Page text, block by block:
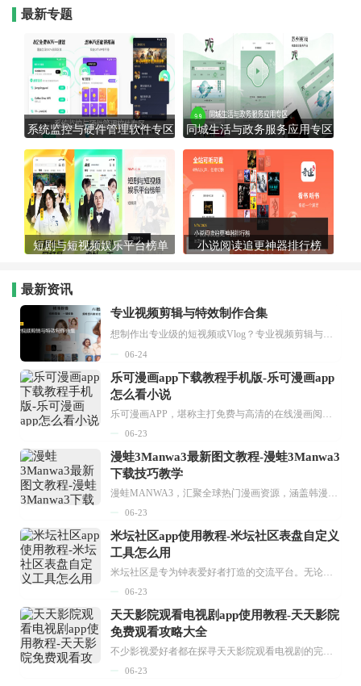
最新专题
系统监控与硬件管理软件专区 同城生活与政务服务应用专区
短剧与短视频娱乐平台榜单 小说阅读追更神器排行榜
最新资讯
专业视频剪辑与特效制作合集
06-24
乐可漫画app下载教程手机版-乐可漫画app
怎么看小说
乐可漫画APP，堪称主打免费与高清的在线漫画阅读神器。其官方版提供海量完整版漫画资源，无论是国内漫画，还是日漫、韩漫、台漫、美漫等国外漫画，应有尽有，随时供你阅读。只需轻点一下，便能直接进入阅读界面。不仅如此，乐可漫画最新版本更新速度极快，在这里，你总能抢先看到全网一手漫画章节内容！...
06-23
漫蛙3Manwa3最新图文教程-漫蛙3Manwa3
下载技巧教学
漫蛙MANWA3，汇聚全球热门漫画资源，涵盖韩漫、欧美漫画、国漫等多种类型，题材丰富多样，全方位满足用户阅读喜好。它不仅是阅读平台，更是创作平台，为广大用户打造零门槛创作环境。...
06-23
米坛社区app使用教程-米坛社区表盘自定义
工具怎么用
米坛社区是专为钟表爱好者打造的交流平台。无论你是初涉钟表领域的普通爱好者，还是拥有多年收藏经验的资深玩家，都能在此找到属于自己的天地。 无需注册，就能轻松参与其中。通过专业的讨论论坛与丰富的交互功能，你可与世界各地的钟表爱好者畅快交流。若你钟情于钟表，米坛社区无疑是值得一试的理想之选。在这里，你能获取最新的手表资讯，交流见解，提升鉴赏品味，让每一块手表都成为收藏故事中重要的一部分。感兴趣的朋友，不要错过下载机会。...
06-23
天天影院观看电视剧app使用教程-天天影院
免费观看攻略大全
不少影视爱好者都在探寻天天影院观看电视剧的完整方法，结合最新平台使用规则，本篇新手入门攻略全面讲解观看渠道、检索流程、播放设置以及画面模式调整等实用内容。全文适配手机、电脑等主流设备，步骤简洁易懂，无论是初次使用的新手，还是想要优化观影体验的用户，都能参照内容快速上手，熟练掌握平台各项操作技巧，轻松畅享影视内容。...
06-23